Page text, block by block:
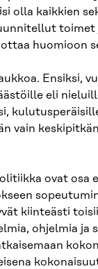
olla kaikkien
huomioon
Ensiksi,
eli
vain
ovat osa
kiinteästi
ohjelmia ja